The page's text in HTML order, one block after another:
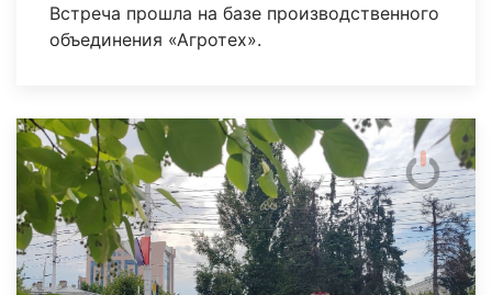
Встреча прошла на базе производственного
объединения «Агротех».